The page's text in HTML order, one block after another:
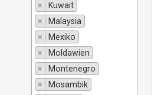
×
Kuwait
×
Malaysia
×
Mexiko
×
Moldawien
×
Montenegro
×
Mosambik